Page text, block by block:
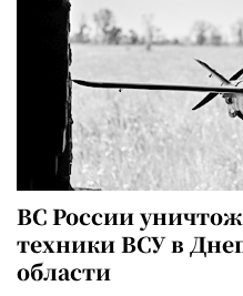
ВС России
техники ВСУ в
области